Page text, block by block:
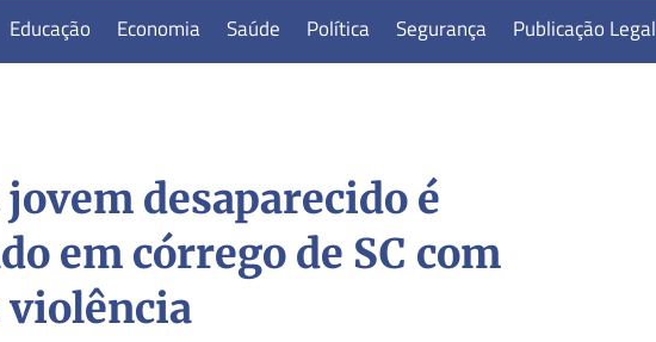
Educação Economia Saúde Política Segurança Publicação Legal
desaparecido é
em córrego de SC com
violência